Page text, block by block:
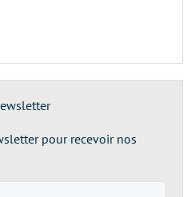
pour recevoir nos